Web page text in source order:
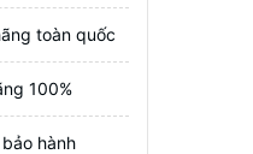
toàn quốc
100%
hành